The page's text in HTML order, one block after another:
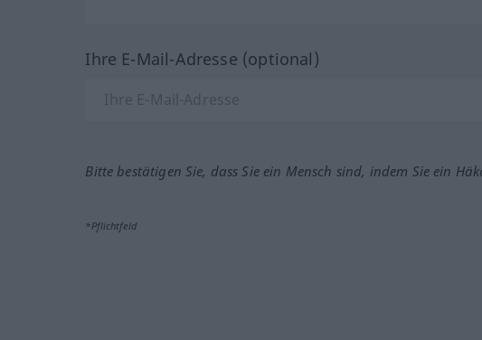
Ihre E-Mail-Adresse (optional)
Bitte bestätigen Sie, dass Sie ein Mensch sind, indem Sie ein
*Pflichtfeld